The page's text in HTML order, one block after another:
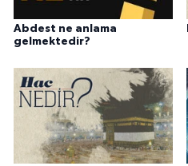
Abdest ne anlama
gelmektedir?
Hakkari Müftülüğü
Hatay Müftülüğü
Iğdır Müftülüğü
Isparta Müftülüğü